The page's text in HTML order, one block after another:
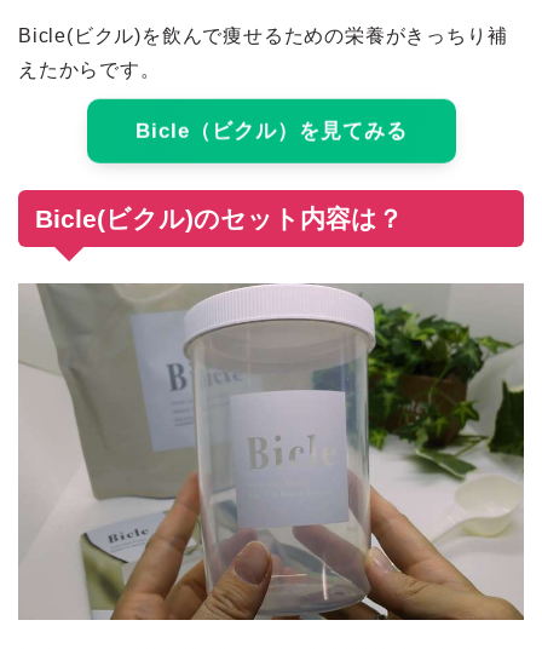
Bicle(ビクル)を飲んで痩せるための栄養がきっちり補
えたからです。
Bicle（ビクル）を見てみる
Bicle(ビクル)のセット内容は？